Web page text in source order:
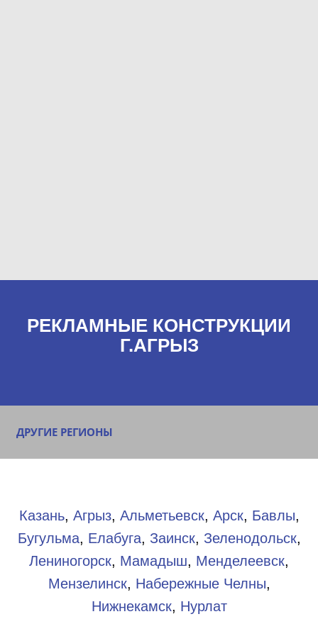
РЕКЛАМНЫЕ КОНСТРУКЦИИ
Г.АГРЫЗ
ДРУГИЕ РЕГИОНЫ
Казань, Агрыз, Альметьевск, Арск, Бавлы,
Бугульма, Елабуга, Заинск, Зеленодольск,
Лениногорск, Мамадыш, Менделеевск,
Мензелинск, Набережные Челны,
Нижнекамск, Нурлат